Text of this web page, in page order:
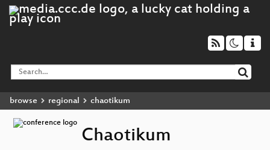
browse regional chaotikum
Chaotikum